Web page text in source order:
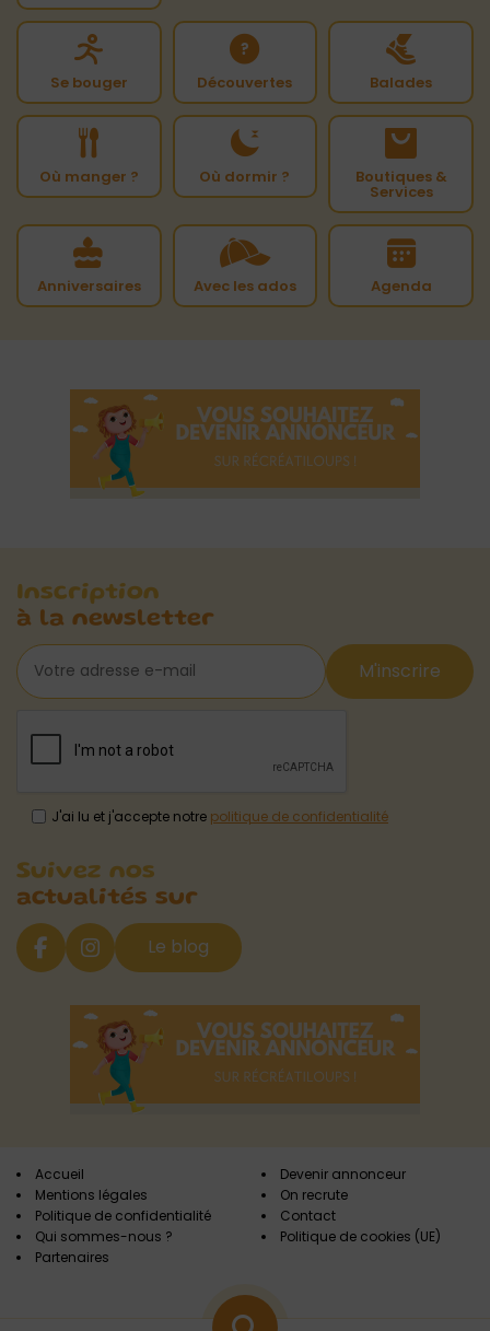
Se bouger Découvertes Balades
Où manger ? Où dormir ? Boutiques &
Services
Anniversaires Avec les ados Agenda
Inscription
à la newsletter
M'inscrire
J'ai lu et j'accepte notre politique de confidentialité
Suivez nos
actualités sur
Le blog
Accueil
Mentions légales
Politique de confidentialité
Qui sommes-nous ?
Partenaires
Devenir annonceur
On recrute
Contact
Politique de cookies (UE)